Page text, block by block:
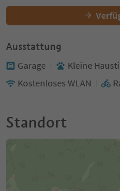
Ausstattung
Garage
Kleine
Kostenloses WLAN
Standort